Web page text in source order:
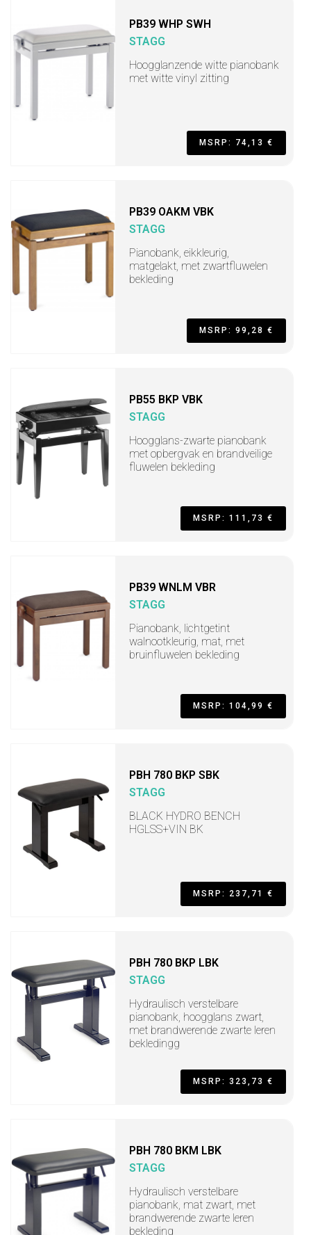
PB39 WHP SWH
STAGG
Hoogglanzende witte pianobank
met witte vinyl zitting
MSRP: 74,13 €
PB39 OAKM VBK
STAGG
Pianobank, eikkleurig,
matgelakt, met zwartfluwelen
bekleding
MSRP: 99,28 €
PB55 BKP VBK
STAGG
Hoogglans-zwarte pianobank
met opbergvak en brandveilige
fluwelen bekleding
MSRP: 111,73 €
PB39 WNLM VBR
STAGG
Pianobank, lichtgetint
walnootkleurig, mat, met
bruinfluwelen bekleding
MSRP: 104,99 €
PBH 780 BKP SBK
STAGG
BLACK HYDRO BENCH
HGLSS+VIN BK
MSRP: 237,71 €
PBH 780 BKP LBK
STAGG
Hydraulisch verstelbare
pianobank, hoogglans zwart,
met brandwerende zwarte leren
bekledingg
MSRP: 323,73 €
PBH 780 BKM LBK
STAGG
Hydraulisch verstelbare
pianobank, mat zwart, met
brandwerende zwarte leren
bekleding